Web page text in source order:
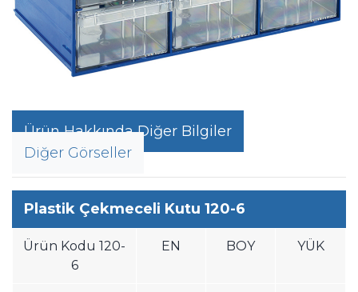
Ürün Hakkında Diğer Bilgiler
Diğer Görseller
Plastik Çekmeceli Kutu 120-6
Ürün Kodu 120-
6
EN BOY YÜK